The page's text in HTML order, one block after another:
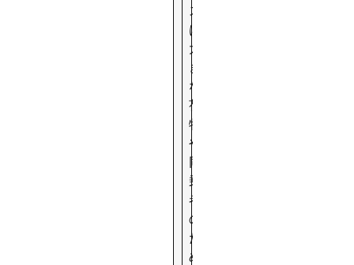
ス
は
大
き
な
荷
物
や
同
乗
者
の
た
め